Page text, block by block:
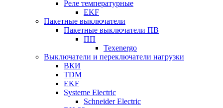
Реле температурные
EKF
Пакетные выключатели
Пакетные выключатели ПВ
ПП
Texenergo
Выключатели и переключатели нагрузки
ВКИ
TDM
EKF
Systeme Electric
Schneider Electric